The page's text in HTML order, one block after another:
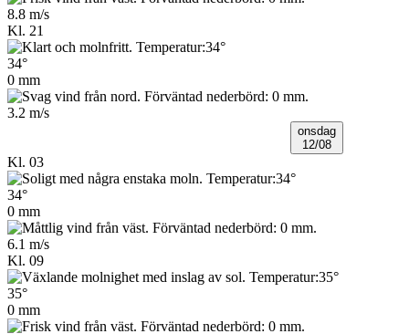
8.8 m/s
Kl. 21
34°
0 mm
3.2 m/s
onsdag
12/08
Kl. 03
34°
0 mm
6.1 m/s
Kl. 09
35°
0 mm